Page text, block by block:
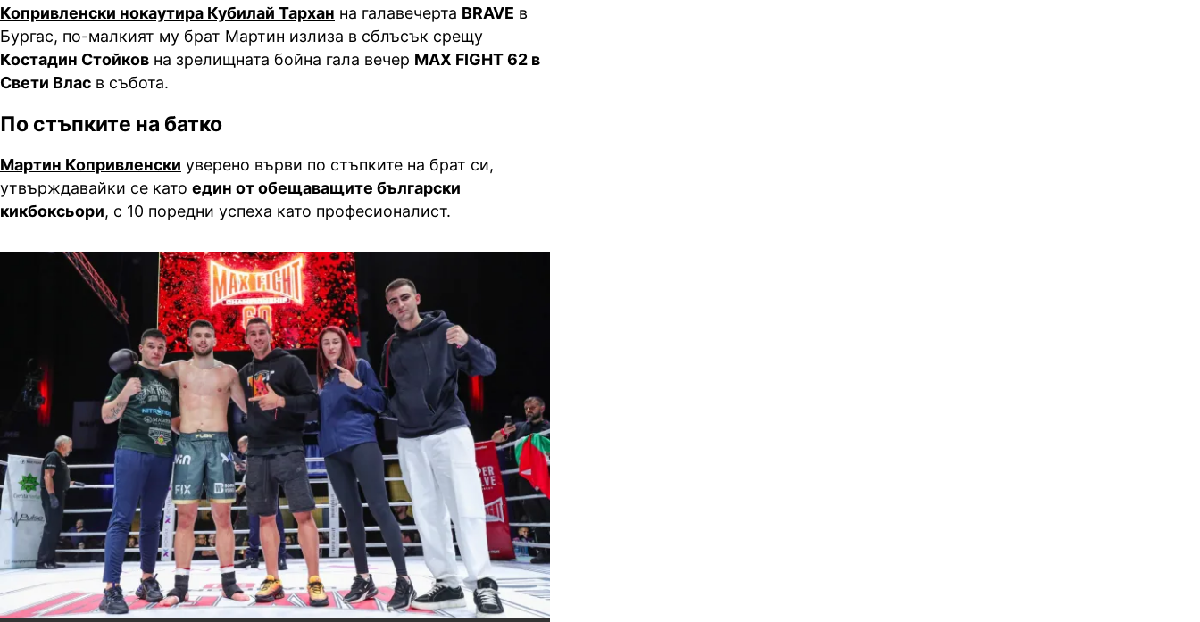
Копривленски нокаутира Кубилай Тархан на галавечерта BRAVE в
Бургас, по-малкият му брат Мартин излиза в сблъсък срещу
Костадин Стойков на зрелищната бойна гала вечер MAX FIGHT 62 в
Свети Влас в събота.
По стъпките на батко
Мартин Копривленски уверено върви по стъпките на брат си,
утвърждавайки се като един от обещаващите български
кикбоксьори, с 10 поредни успеха като професионалист.